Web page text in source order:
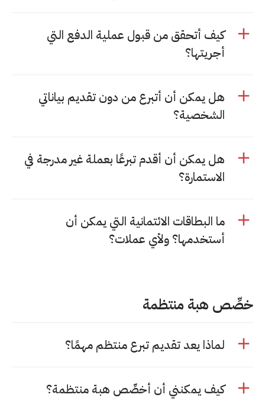
كيف أتحقق من قبول عملية الدفع التي
أجريتها؟
هل يمكن أن أتبرع من دون تقديم بياناتي
الشخصية؟
هل يمكن أن أقدم تبرعًا بعملة غير مدرجة في
الاستمارة؟
ما البطاقات الائتمانية التي يمكن أن
أستخدمها؟ ولأي عملات؟
خصِّص هبة منتظمة
لماذا يعد تقديم تبرع منتظم مهمًا؟
كيف يمكنني أن أخصِّص هبة منتظمة؟